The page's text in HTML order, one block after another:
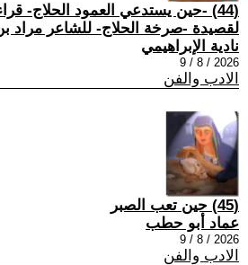
(44) -حين يستدعي العمود الحلاج-
لقصيدة -صرخة الحلاج- للشاعر مراد
نادية الإبراهيمي
2026 / 8 / 9
الادب والفن
(45) حين تعب الصبر
عماد أبو حطب
2026 / 8 / 9
الادب والفن